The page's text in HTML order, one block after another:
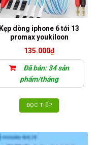
Kẹp dòng iphone 6 tới 13
promax youkiloon
135.000₫
Đã bán: 34 sản
phẩm/tháng
ĐỌC TIẾP